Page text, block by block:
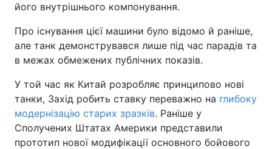
його внутрішнього компонування.
Про існування цієї машини було відомо й раніше,
але танк демонструвався лише під час парадів та
в межах обмежених публічних показів.
У той час як Китай розробляє принципово нові
танки, Захід робить ставку переважно на глибоку
модернізацію старих зразків. Раніше у
Сполучених Штатах Америки представили
прототип нової модифікації основного бойового